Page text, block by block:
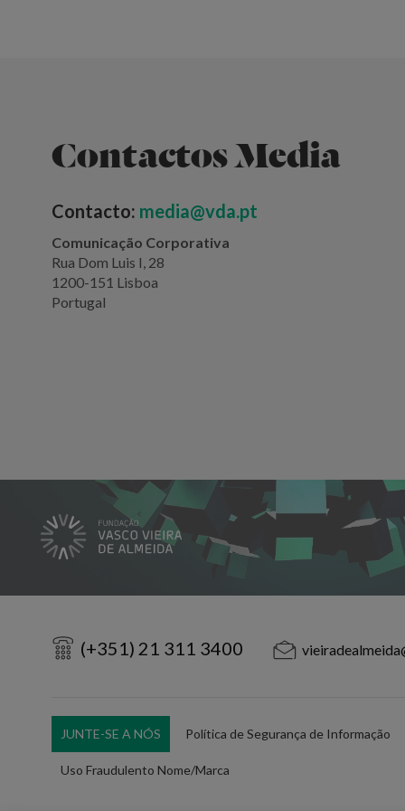
Contactos Media
Contacto: media@vda.pt
Comunicação Corporativa
Rua Dom Luis I, 28
1200-151 Lisboa
Portugal
(+351) 21 311 3400
JUNTE-SE A NÓS Política de Segurança de Informação
Uso Fraudulento Nome/Marca